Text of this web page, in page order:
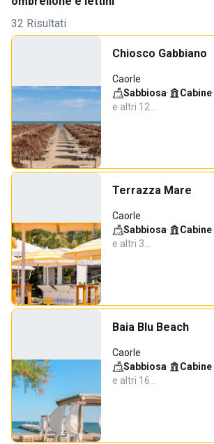
32 Risultati
Chiosco Gabbiano
Caorle
Sabbiosa· Cabine·
e altri 12…
Terrazza Mare
Caorle
Sabbiosa· Cabine·
e altri 3…
Baia Blu Beach
Caorle
Sabbiosa· Cabine·
e altri 16…